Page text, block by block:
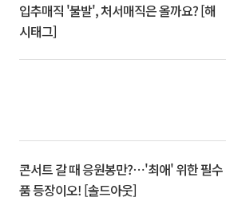
입추매직 '불발', 처서매직은 올까요? [해
시태그]
콘서트 갈 때 응원봉만?⋯'최애' 위한 필수
품 등장이오! [솔드아웃]